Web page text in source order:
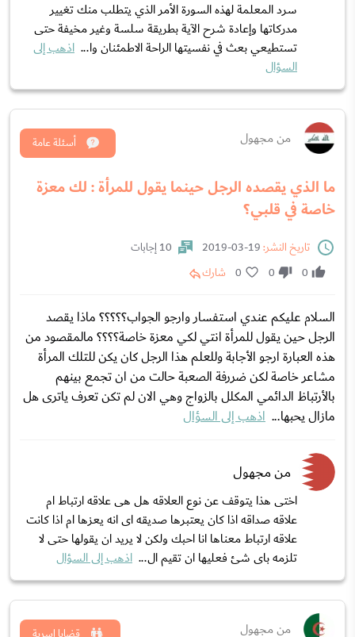
سرد المعلمة لهذه السورة الأمر الذي يتطلب منك تغيير
مدركاتها وإعادة شرح الآية بطريقة سلسة وغير مخيفة حتى
تستطيعي بعث في نفسيتها الراحة الاطمئنان وا... اذهب إلى
السؤال
من مجهول
ما الذي يقصده الرجل حينما يقول للمرأة : لك معزة
خاصة في قلبي؟
أسئلة عامة
تاريخ النشر:
10 إجابات
0
0
0 شارك
السلام عليكم عندي استفسار وارجو الجواب؟؟؟؟؟ ماذا يقصد
الرجل حين يقول للمرأة انتي لكي معزة خاصة؟؟؟؟ مالمقصود من
هذه العبارة ارجو الأجابة وللعلم هذا الرجل كان يكن للتلك المرأة
مشاعر خاصة لكن ضررفة الصعبة حالت من ان تجمع بينهم
بالأرتباظ الدائمي المكلل بالزواج وهي الان لم تكن تعرف ياترى هل
مازال يحبها... اذهب إلى السؤال
من مجهول
اختى هذا يتوقف عن نوع العلاقه هل هى علاقه ارتباط ام
علاقه صداقه اذا كان يعتبرها صديقه اى انه يعزها ام اذا كانت
علاقه ارتباط معناها انا احبك ولكن لا يريد ان يقولها حتى لا
تلزمه باى شئ فعليها ان تقيم ال... اذهب إلى السؤال
من مجهول قضايا اسرية